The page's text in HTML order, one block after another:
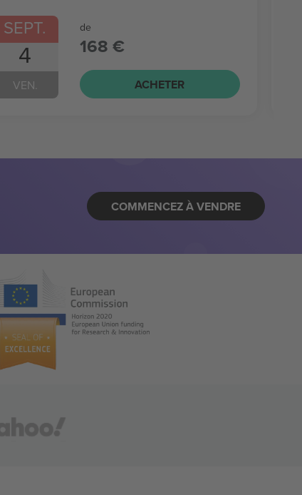
SEPT.
4
VEN.
de
168 €
ACHETER
COMMENCEZ À VENDRE